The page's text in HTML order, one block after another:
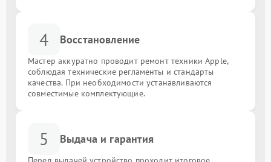
4 Восстановление
Мастер аккуратно проводит ремонт техники Apple,
соблюдая технические регламенты и стандарты
качества. При необходимости устанавливаются
совместимые комплектующие.
5 Выдача и гарантия